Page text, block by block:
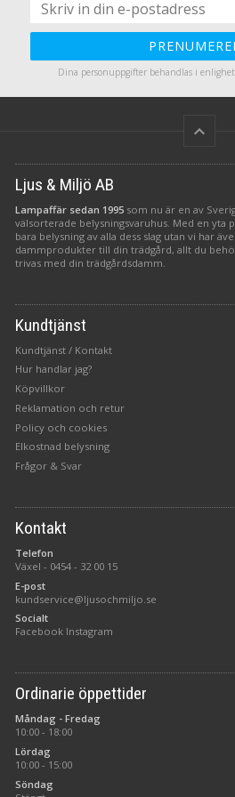
Dina personuppgifter behandlas i
keyboard_arrow_up
Ljus & Miljö AB
Lampaffär sedan 1995 som nu är en av
välsorterade belysningsvaruhus. Med en yta
bara belysning av alla dess slag utan vi har
dammprodukter till din trädgård, allt du
trivas med din trädgårdsdamm.
Kundtjänst
Kundtjänst / Kontakt
Hur handlar jag?
Köpvillkor
Reklamation och retur
Policy och cookies
Elkostnad belysning
Frågor & Svar
Kontakt
Telefon
Växel - 0454 - 32 00 15
E-post
kundservice@ljusochmiljo.se
Socialt
Facebook Instagram
Ordinarie öppettider
Måndag - Fredag
10:00 - 18:00
Lördag
10:00 - 15:00
Söndag